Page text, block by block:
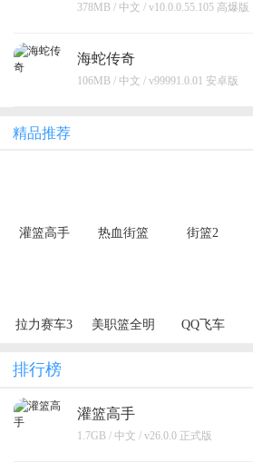
378MB / 中文 / v10.0.0.55.105 高爆版
海蛇传奇
106MB / 中文 / v99991.0.01 安卓版
精品推荐
灌篮高手 热血街篮 街篮2
拉力赛车3
美职篮全明
QQ飞车
排行榜
灌篮高手
1.7GB / 中文 / v26.0.0 正式版